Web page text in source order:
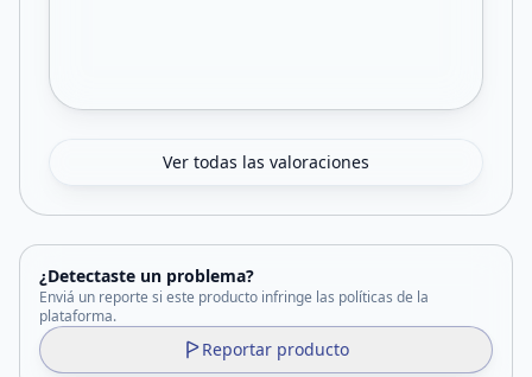
Ver todas las valoraciones
¿Detectaste un problema?
Enviá un reporte si este producto infringe las políticas de la
plataforma.
Reportar producto